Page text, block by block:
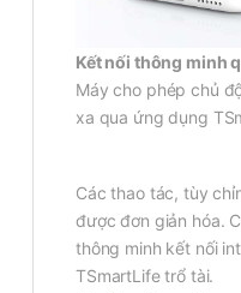
Kết nối thông minh
Máy cho phép chủ
xa qua ứng dụng
Các thao tác, tùy
được đơn giản hóa.
thông minh kết nối
TSmartLife trổ tài.